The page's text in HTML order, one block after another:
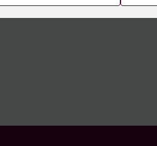
Kontakta presstjänsten